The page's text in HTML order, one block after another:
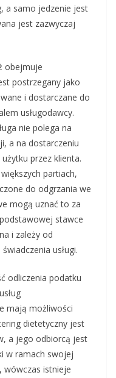
a samo jedzenie jest
jest zazwyczaj
obejmuje
postrzegany jako
i dostarczane do
usługodawcy.
nie polega na
a na dostarczeniu
przez klienta.
partiach,
do odgrzania we
mogą uznać to za
stawce
i zależy od
usługi.
odliczenia podatku
mają możliwości
dietetyczny jest
a jego odbiorcą jest
w ramach swojej
wówczas istnieje